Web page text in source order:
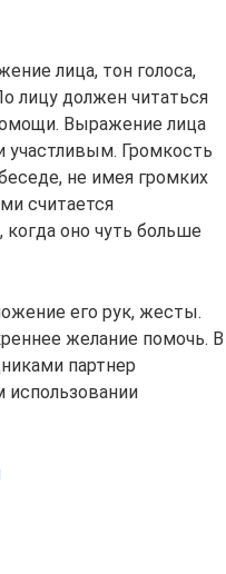
лица, тон голоса,
лицу должен читаться
Выражение лица
Громкость
не имея громких
считается
оно чуть больше
его рук, жесты.
желание помочь. В
партнер
использовании